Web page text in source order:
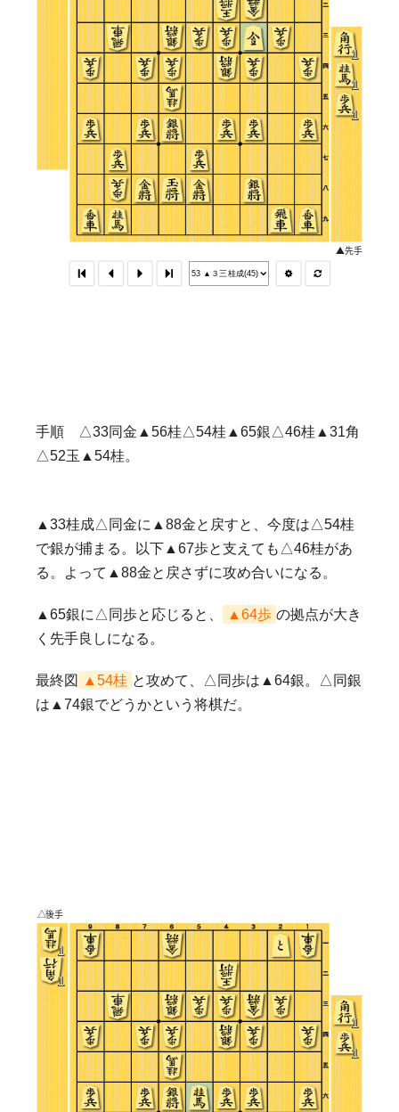
手順 △33同金▲56桂△54桂▲65銀△46桂▲31角
△52玉▲54桂。
▲33桂成△同金に▲88金と戻すと、今度は△54桂
で銀が捕まる。以下▲67歩と支えても△46桂があ
る。よって▲88金と戻さずに攻め合いになる。
▲65銀に△同歩と応じると、 ▲64歩 の拠点が大き
く先手良しになる。
最終図 ▲54桂 と攻めて、△同歩は▲64銀。△同銀
は▲74銀でどうかという将棋だ。